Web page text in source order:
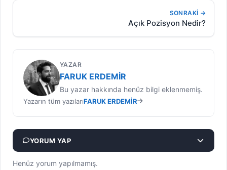
SONRAKI →
Açık Pozisyon Nedir?
YAZAR
FARUK ERDEMIR
Bu yazar hakkında henüz bilgi eklenmemiş.
Yazarın tüm yazılarıFARUK ERDEMIR
YORUM YAP
Henüz yorum yapılmamış.